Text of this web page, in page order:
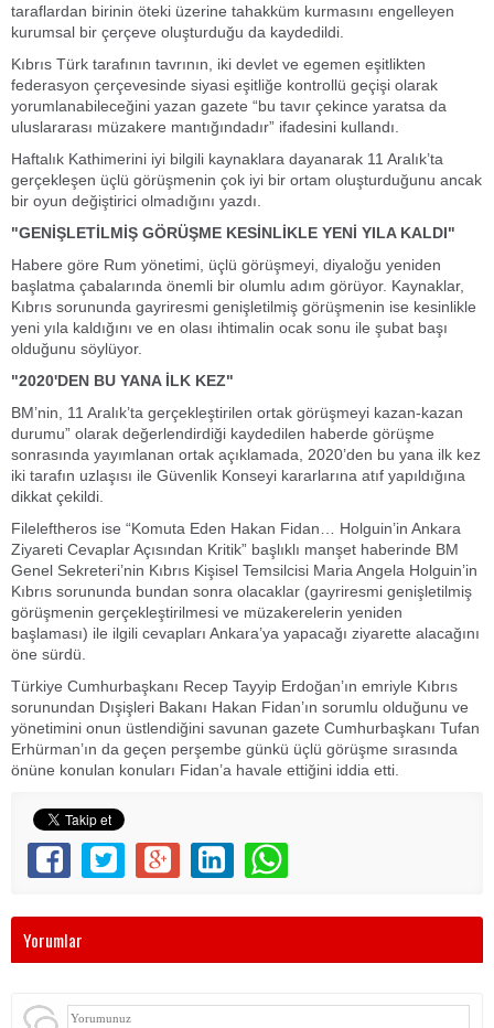
taraflardan birinin öteki üzerine tahakküm kurmasını engelleyen
kurumsal bir çerçeve oluşturduğu da kaydedildi.
Kıbrıs Türk tarafının tavrının, iki devlet ve egemen eşitlikten
federasyon çerçevesinde siyasi eşitliğe kontrollü geçişi olarak
yorumlanabileceğini yazan gazete “bu tavır çekince yaratsa da
uluslararası müzakere mantığındadır” ifadesini kullandı.
Haftalık Kathimerini iyi bilgili kaynaklara dayanarak 11 Aralık’ta
gerçekleşen üçlü görüşmenin çok iyi bir ortam oluşturduğunu ancak
bir oyun değiştirici olmadığını yazdı.
"GENİŞLETİLMİŞ GÖRÜŞME KESİNLİKLE YENİ YILA KALDI"
Habere göre Rum yönetimi, üçlü görüşmeyi, diyaloğu yeniden
başlatma çabalarında önemli bir olumlu adım görüyor. Kaynaklar,
Kıbrıs sorununda gayriresmi genişletilmiş görüşmenin ise kesinlikle
yeni yıla kaldığını ve en olası ihtimalin ocak sonu ile şubat başı
olduğunu söylüyor.
"2020'DEN BU YANA İLK KEZ"
BM’nin, 11 Aralık’ta gerçekleştirilen ortak görüşmeyi kazan-kazan
durumu” olarak değerlendirdiği kaydedilen haberde görüşme
sonrasında yayımlanan ortak açıklamada, 2020’den bu yana ilk kez
iki tarafın uzlaşısı ile Güvenlik Konseyi kararlarına atıf yapıldığına
dikkat çekildi.
Fileleftheros ise “Komuta Eden Hakan Fidan… Holguin’in Ankara
Ziyareti Cevaplar Açısından Kritik” başlıklı manşet haberinde BM
Genel Sekreteri’nin Kıbrıs Kişisel Temsilcisi Maria Angela Holguin’in
Kıbrıs sorununda bundan sonra olacaklar (gayriresmi genişletilmiş
görüşmenin gerçekleştirilmesi ve müzakerelerin yeniden
başlaması) ile ilgili cevapları Ankara’ya yapacağı ziyarette alacağını
öne sürdü.
Türkiye Cumhurbaşkanı Recep Tayyip Erdoğan’ın emriyle Kıbrıs
sorunundan Dışişleri Bakanı Hakan Fidan’ın sorumlu olduğunu ve
yönetimini onun üstlendiğini savunan gazete Cumhurbaşkanı Tufan
Erhürman’ın da geçen perşembe günkü üçlü görüşme sırasında
önüne konulan konuları Fidan’a havale ettiğini iddia etti.
Yorumlar